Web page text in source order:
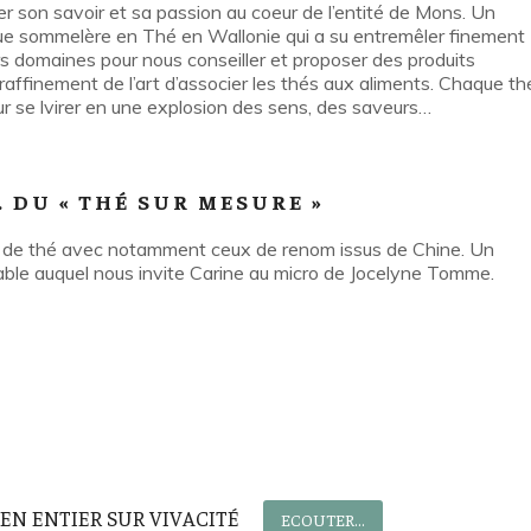
son savoir et sa passion au coeur de l’entité de Mons. Un
sommelère en Thé en Wallonie qui a su entremêler finement
pour nous conseiller et proposer des produits
de l’art d’associer les thés aux aliments. Chaque
se lvirer en une explosion des sens, des saveurs…
« THÉ SUR MESURE »
thé avec notamment ceux de renom issus de Chine. Un
auquel nous invite Carine au micro de Jocelyne Tomme.
ENTIER SUR VIVACITÉ ECOUTER...